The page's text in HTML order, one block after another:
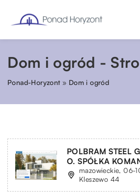
Dom i ogród -
Ponad-Horyzont» Dom i ogród
POLBRAM STEEL
O. SPÓŁKA
mazowieckie, 06-
Kleszewo 44